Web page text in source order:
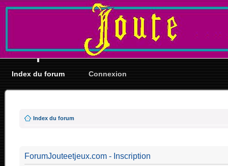
Index du forum Connexion
Index du forum
ForumJouteetjeux.com - Inscription